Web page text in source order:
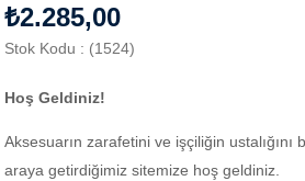
₺2.285,00
Stok Kodu (1524)
Hoş Geldiniz!
Aksesuarın zarafetini ve işçiliğin ustalığını
araya getirdiğimiz sitemize hoş geldiniz.